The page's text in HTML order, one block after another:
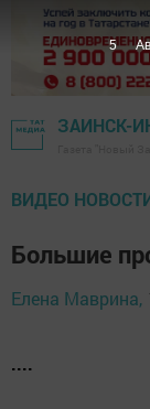
ЗАИНСК-
ВИДЕО
Большие
Елена Маврина,
....
5